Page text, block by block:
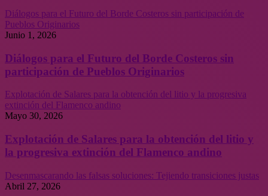
Diálogos para el Futuro del Borde Costeros sin participación de
Pueblos Originarios
Junio 1, 2026
Diálogos para el Futuro del Borde Costeros sin
participación de Pueblos Originarios
Explotación de Salares para la obtención del litio y la progresiva
extinción del Flamenco andino
Mayo 30, 2026
Explotación de Salares para la obtención del litio y
la progresiva extinción del Flamenco andino
Desenmascarando las falsas soluciones: Tejiendo transiciones justas
Abril 27, 2026